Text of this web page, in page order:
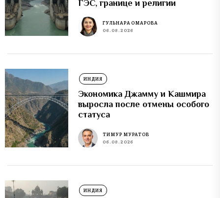
ГЭС, границе и религии
ГУЛЬНАРА ОМАРОВА
06.08.2026
ИНДИЯ
Экономика Джамму и Кашмира
выросла после отмены особого
статуса
ТИМУР МУРАТОВ
06.08.2026
ИНДИЯ